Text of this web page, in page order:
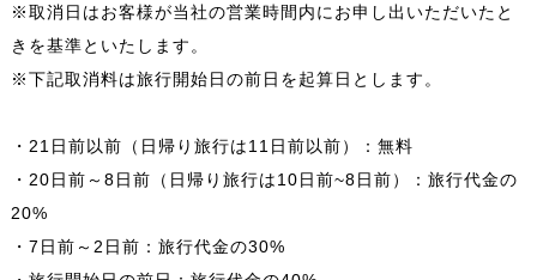
※取消日はお客様が当社の営業時間内にお申し出いただいたと
きを基準といたします。
※下記取消料は旅行開始日の前日を起算日とします。
・21日前以前（日帰り旅行は11日前以前）：無料
・20日前～8日前（日帰り旅行は10日前~8日前）：旅行代金の
20%
・7日前～2日前：旅行代金の30%